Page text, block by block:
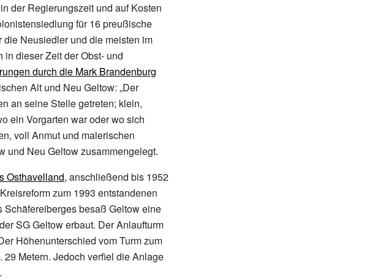
der Regierungszeit und auf Kosten
für 16 preußische
Neusiedler und die meisten im
dieser Zeit der Obst- und
durch die Mark Brandenburg
Alt und Neu Geltow: „Der
an seine Stelle getreten; klein,
ein Vorgarten war oder wo sich
voll Anmut und malerischen
und Neu Geltow zusammengelegt.
Osthavelland, anschließend bis 1952
zum 1993 entstandenen
besaß Geltow eine
SG Geltow erbaut. Der Anlaufturm
Höhenunterschied vom Turm zum
Metern. Jedoch verfiel die Anlage